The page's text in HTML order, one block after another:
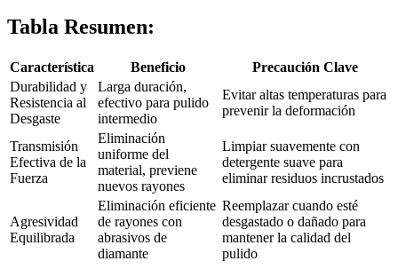
Tabla Resumen:
Característica Beneficio
Precaución Clave
Durabilidad y
Resistencia al
Desgaste
Larga duración,
efectivo para pulido
intermedio
Evitar altas temperaturas para
prevenir la deformación
Transmisión
Efectiva de la
Fuerza
Eliminación
uniforme del
material, previene
nuevos rayones
Limpiar suavemente con
detergente suave para
eliminar residuos incrustados
Agresividad
Equilibrada
Eliminación eficiente
de rayones con
abrasivos de
diamante
Reemplazar cuando esté
desgastado o dañado para
mantener la calidad del
pulido